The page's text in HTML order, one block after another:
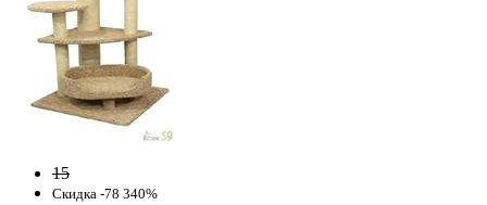
15
Скидка -78 340%